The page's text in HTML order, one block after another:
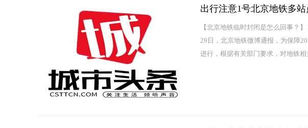
出行注意1号北京地铁多
【北京地铁临时封闭是怎么回事？
29日，北京地铁微博通报，为保障
进行，根据有关部门要求，对地铁